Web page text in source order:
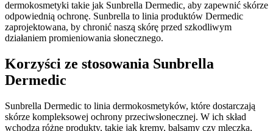
dermokosmetyki takie jak Sunbrella Dermedic, aby zapewnić skórze
odpowiednią ochronę. Sunbrella to linia produktów Dermedic
zaprojektowana, by chronić naszą skórę przed szkodliwym
działaniem promieniowania słonecznego.
Korzyści ze stosowania Sunbrella
Dermedic
Sunbrella Dermedic to linia dermokosmetyków, które dostarczają
skórze kompleksowej ochrony przeciwsłonecznej. W ich skład
wchodzą różne produkty, takie jak kremy, balsamy czy mleczka,